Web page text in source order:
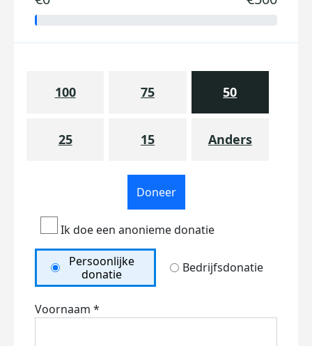
100 75 50
25 15 Anders
Doneer
Ik doe een anonieme donatie
Persoonlijke
donatie
Bedrijfsdonatie
Voornaam *